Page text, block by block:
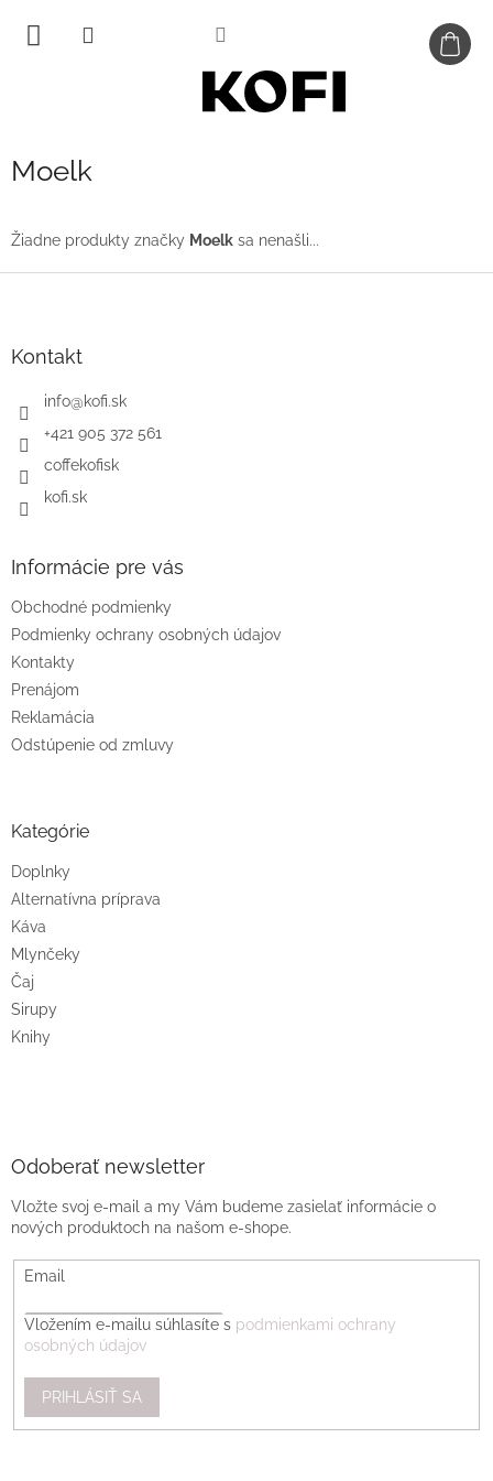
obsah
Moelk
Žiadne produkty značky Moelk sa nenašli...
Kontakt
info@kofi.sk
+421 905 372 561
coffekofisk
kofi.sk
Informácie pre vás
Obchodné podmienky
Podmienky ochrany osobných údajov
Kontakty
Prenájom
Reklamácia
Odstúpenie od zmluvy
Kategórie
Doplnky
Alternatívna príprava
Káva
Mlynčeky
Čaj
Sirupy
Knihy
Odoberať newsletter
Vložte svoj e-mail a my Vám budeme zasielať informácie o
nových produktoch na našom e-shope.
Email
Vložením e-mailu súhlasíte s podmienkami ochrany
osobných údajov
PRIHLÁSIŤ SA